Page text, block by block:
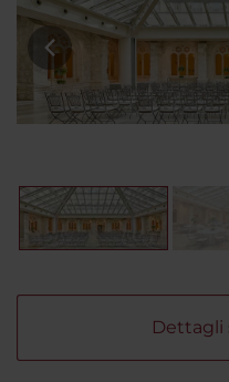
Dettagli